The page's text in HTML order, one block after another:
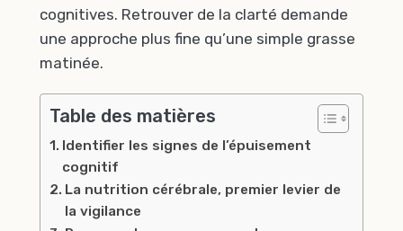
cognitives. Retrouver de la clarté demande
une approche plus fine qu’une simple grasse
matinée.
Table des matières
Identifier les signes de l’épuisement
cognitif
La nutrition cérébrale, premier levier de
la vigilance